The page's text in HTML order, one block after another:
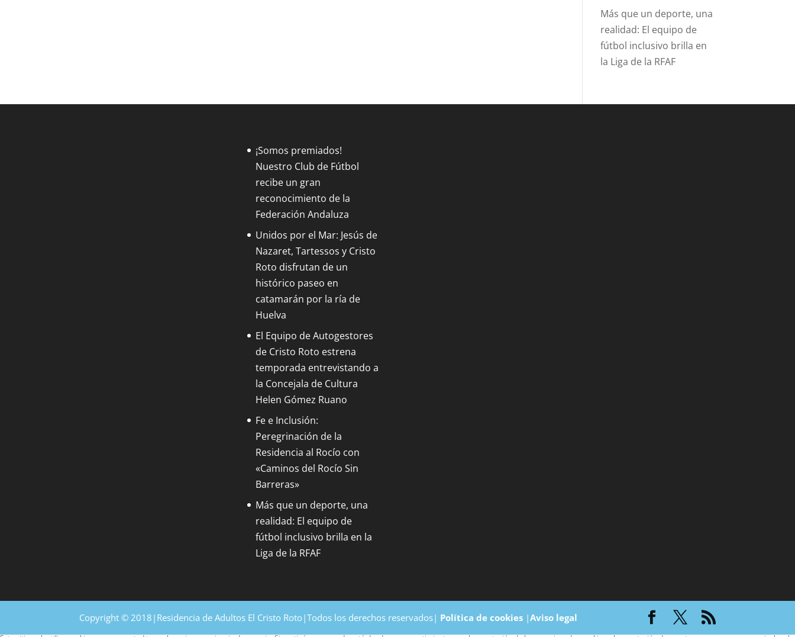
Más que un deporte, una
realidad: El equipo de
fútbol inclusivo brilla en
la Liga de la RFAF
¡Somos premiados!
Nuestro Club de Fútbol
recibe un gran
reconocimiento de la
Federación Andaluza
Unidos por el Mar: Jesús de
Nazaret, Tartessos y Cristo
Roto disfrutan de un
histórico paseo en
catamarán por la ría de
Huelva
El Equipo de Autogestores
de Cristo Roto estrena
temporada entrevistando a
la Concejala de Cultura
Helen Gómez Ruano
Fe e Inclusión:
Peregrinación de la
Residencia al Rocío con
«Caminos del Rocío Sin
Barreras»
Más que un deporte, una
realidad: El equipo de
fútbol inclusivo brilla en la
Liga de la RFAF
Copyright © 2018|Residencia de Adultos El Cristo Roto|Todos los derechos reservados| Política de cookies |Aviso legal